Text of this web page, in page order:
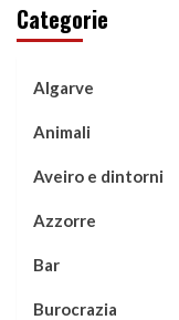
Categorie
Algarve
Animali
Aveiro e dintorni
Azzorre
Bar
Burocrazia